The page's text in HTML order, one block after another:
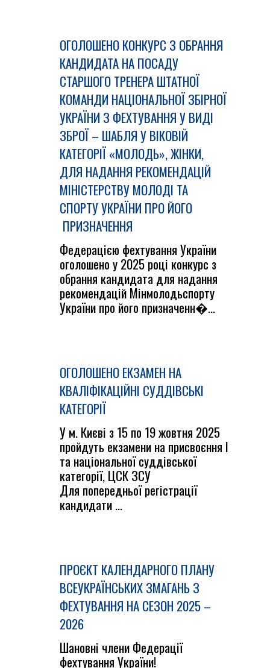
ОГОЛОШЕНО КОНКУРС З ОБРАННЯ
КАНДИДАТА НА ПОСАДУ
СТАРШОГО ТРЕНЕРА ШТАТНОЇ
КОМАНДИ НАЦІОНАЛЬНОЇ ЗБІРНОЇ
УКРАЇНИ З ФЕХТУВАННЯ У ВИДІ
ЗБРОЇ – ШАБЛЯ У ВІКОВІЙ
КАТЕГОРІЇ «МОЛОДЬ», ЖІНКИ,
ДЛЯ НАДАННЯ РЕКОМЕНДАЦІЙ
МІНІСТЕРСТВУ МОЛОДІ ТА
СПОРТУ УКРАЇНИ ПРО ЙОГО
ПРИЗНАЧЕННЯ
Федерацією фехтування України
оголошено у 2025 році конкурс з
обрання кандидата для надання
рекомендацій Мінмолодьспорту
України про його призначенн�...
ОГОЛОШЕНО ЕКЗАМЕН НА
КВАЛІФІКАЦІЙНІ СУДДІВСЬКІ
КАТЕГОРІЇ
У м. Києві з 15 по 19 жовтня 2025
пройдуть екзамени на присвоєння І
та національної суддівської
категорії, ЦСК ЗСУ
Для попередньої регістрації
кандидати ...
ПРОЄКТ КАЛЕНДАРНОГО ПЛАНУ
ВСЕУКРАЇНСЬКИХ ЗМАГАНЬ З
ФЕХТУВАННЯ НА СЕЗОН 2025 –
2026
Шановні члени Федерації
фехтування України!